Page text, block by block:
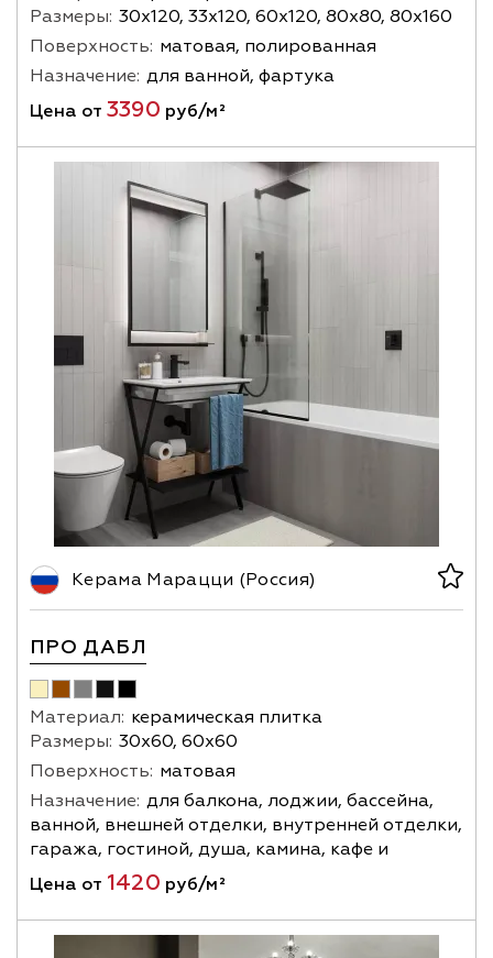
Размеры: 30х120, 33х120, 60х120, 80х80, 80х160
Поверхность: матовая, полированная
Назначение: для ванной, фартука
Цена от 3390 руб/м²
Керама Марацци (Россия)
ПРО ДАБЛ
Материал: керамическая плитка
Размеры: 30х60, 60х60
Поверхность: матовая
Назначение: для балкона, лоджии, бассейна,
ванной, внешней отделки, внутренней отделки,
гаража, гостиной, душа, камина, кафе и
Цена от 1420 руб/м²